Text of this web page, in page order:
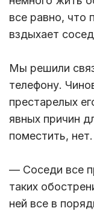
все равно, что
вздыхает
Мы решили
телефону.
престарелых
явных причин
поместить, нет.
— Соседи все
таких
ней все в